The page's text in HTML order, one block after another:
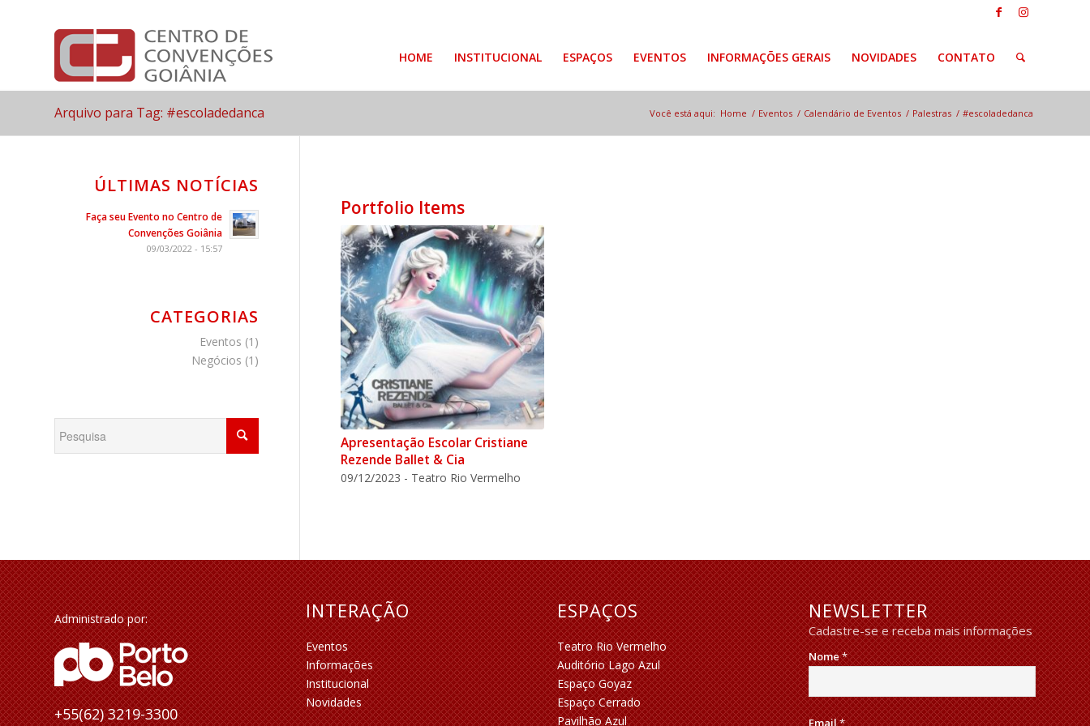
HOME INSTITUCIONAL ESPAÇOS EVENTOS INFORMAÇÕES GERAIS NOVIDADES CONTATO
Arquivo para Tag: #escoladedanca Você está aqui: Home / Eventos / Calendário de Eventos / Palestras / #escoladedanca
Portfolio Items
Apresentação Escolar Cristiane
Rezende Ballet & Cia
09/12/2023 - Teatro Rio Vermelho
ÚLTIMAS NOTÍCIAS
Faça seu Evento no Centro de
Convenções Goiânia
09/03/2022 - 15:57
CATEGORIAS
Eventos (1)
Negócios (1)
Administrado por:
+55(62) 3219-3300
INTERAÇÃO
Eventos
Informações
Institucional
Novidades
ESPAÇOS
Teatro Rio Vermelho
Auditório Lago Azul
Espaço Goyaz
Espaço Cerrado
Pavilhão Azul
NEWSLETTER
Cadastre-se e receba mais informações
Nome*
Email*